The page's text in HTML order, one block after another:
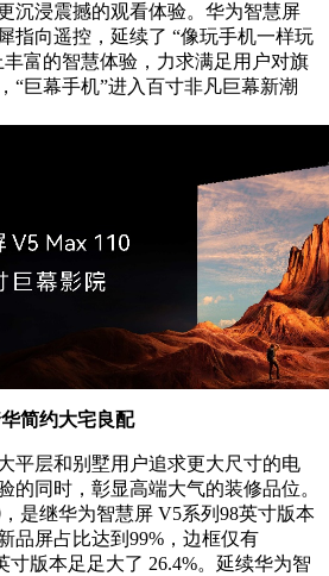
沉浸震撼的观看体验。华为智慧屏
指向遥控，延续了 “像玩手机一样玩
富的智慧体验，力求满足用户对旗
“巨幕手机”进入百寸非凡巨幕新潮
简约大宅良配
平层和别墅用户追求更大尺寸的电
的同时，彰显高端大气的装修品位。
是继华为智慧屏 V5系列98英寸版本
品屏占比达到99%，边框仅有
寸版本足足大了 26.4%。延续华为智